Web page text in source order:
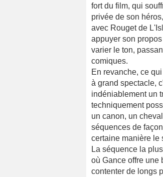
fort du film, qui
privée de son
avec Rouget de
appuyer son
varier le ton,
comiques.
En revanche, ce
à grand spectacle,
indéniablement un
techniquement
un canon, un
séquences de
certaine manière le
La séquence la
où Gance offre une
contenter de longs